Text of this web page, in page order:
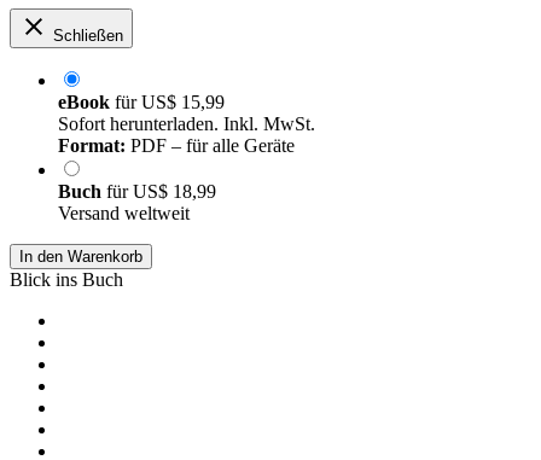
Schließen
eBook fürUS$ 15,99
Sofort herunterladen. Inkl. MwSt.
Format: PDF – für alle Geräte
Buch fürUS$ 18,99
Versand weltweit
In den Warenkorb
Blick ins Buch